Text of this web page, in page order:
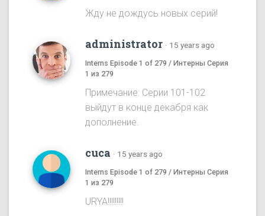
Жду не дождусь новых серий!
administrator · 15 years ago
Interns Episode 1 of 279 / Интерны Серия
1 из 279
Примечание: Серии 101-102
выйдут в конце декабря как
дополнение.
cuca · 15 years ago
Interns Episode 1 of 279 / Интерны Серия
1 из 279
URYA!!!!!!!!!